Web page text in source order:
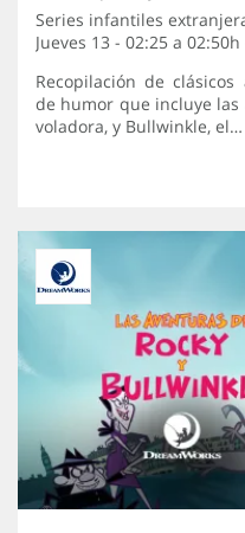
Series infantiles
Jueves 13 - 02:25 a 02:50h
Recopilación de
de humor que incluye las
voladora, y Bullwinkle, el…